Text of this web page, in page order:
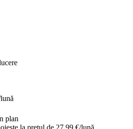
plan
la prețul de 27,99 €/lună